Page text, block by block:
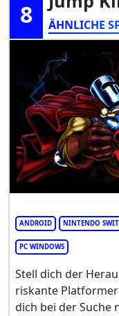
8
ÄHNLICHE
ANDROID NINTENDO
PC WINDOWS
Stell dich der
riskante
dich bei der Suche